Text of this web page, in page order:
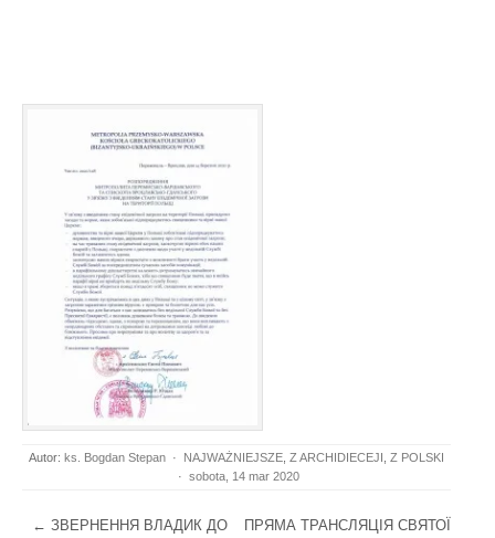
Autor: ks. Bogdan Stepan · NAJWAŻNIEJSZE Z ARCHIDIECEJI Z POLSKI
· sobota, 14 mar 2020
Post navigation
← ЗВЕРНЕННЯ ВЛАДИК ДО ПРЯМА ТРАНСЛЯЦІЯ СВЯТОЇ